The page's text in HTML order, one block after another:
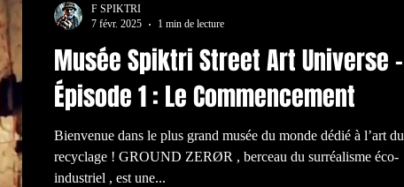
Musée Spiktri Street Art Universe –
Épisode 1 : Le Commencement
Bienvenue dans le plus grand musée du monde dédié à l’art du
recyclage ! GROUND ZERØR , berceau du surréalisme éco-
industriel , est une...
F SPIKTRI
7 févr. 2025
1 min de lecture